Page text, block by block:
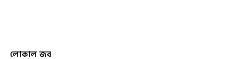
লোকাল জব